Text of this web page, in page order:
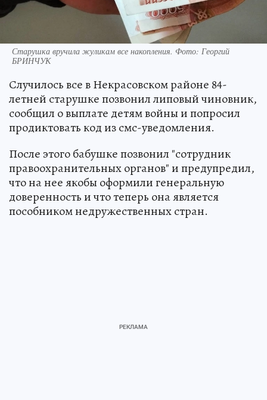
Старушка вручила жуликам все накопления. Фото: Георгий
БРИНЧУК
Случилось все в Некрасовском районе 84-
летней старушке позвонил липовый чиновник,
сообщил о выплате детям войны и попросил
продиктовать код из смс-уведомления.
После этого бабушке позвонил "сотрудник
правоохранительных органов" и предупредил,
что на нее якобы оформили генеральную
доверенность и что теперь она является
пособником недружественных стран.